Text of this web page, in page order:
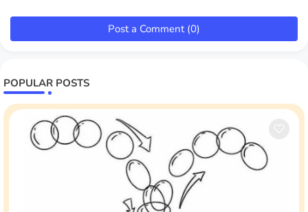
Post a Comment (0)
POPULAR POSTS